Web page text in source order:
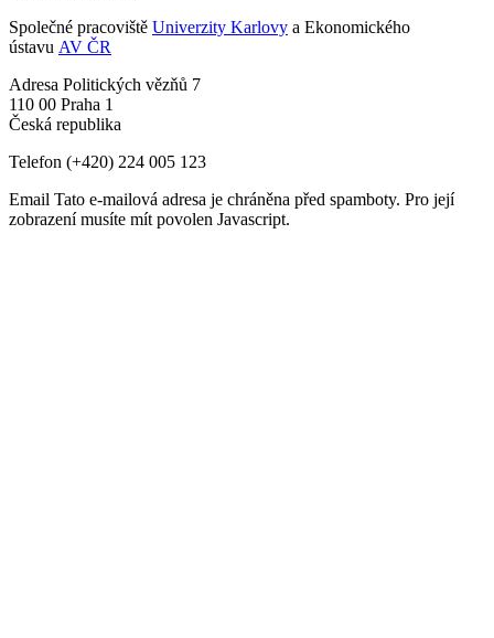
Společné pracoviště Univerzity Karlovy a Ekonomického
ústavu AV ČR
Adresa Politických vězňů 7
110 00 Praha 1
Česká republika
Telefon (+420) 224 005 123
Email Tato e-mailová adresa je chráněna před spamboty. Pro její
zobrazení musíte mít povolen Javascript.